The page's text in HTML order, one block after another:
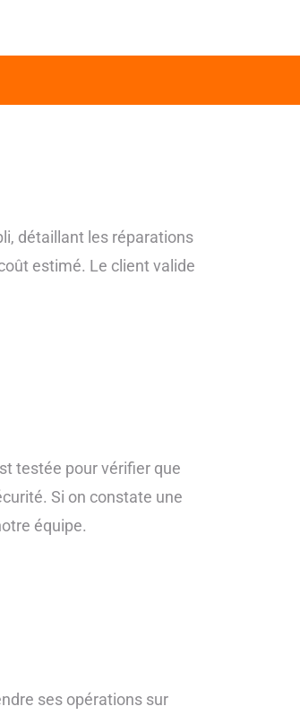
détaillant les réparations
estimé. Le client valide
testée pour vérifier que
Si on constate une
équipe.
ses opérations sur